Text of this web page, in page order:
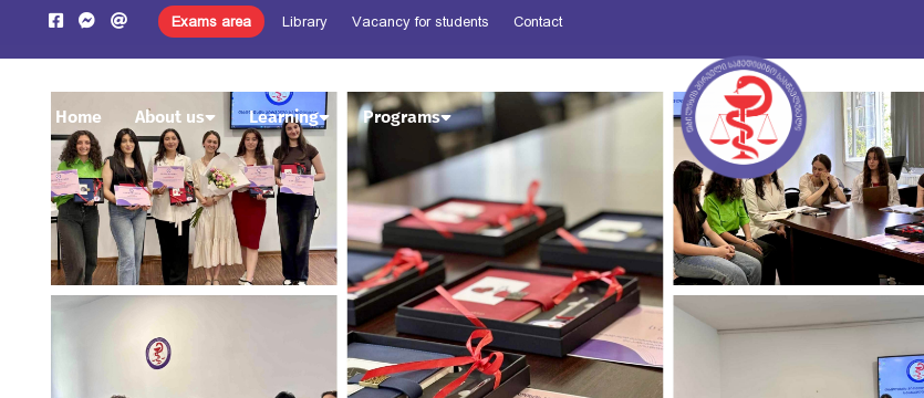
Exams area Library Vacancy for students Contact
Home About us Learning Programs